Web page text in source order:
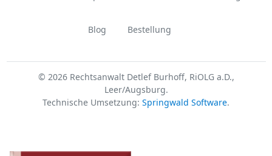
Blog Bestellung
© 2026 Rechtsanwalt Detlef Burhoff, RiOLG a.D.,
Leer/Augsburg.
Technische Umsetzung: Springwald Software.